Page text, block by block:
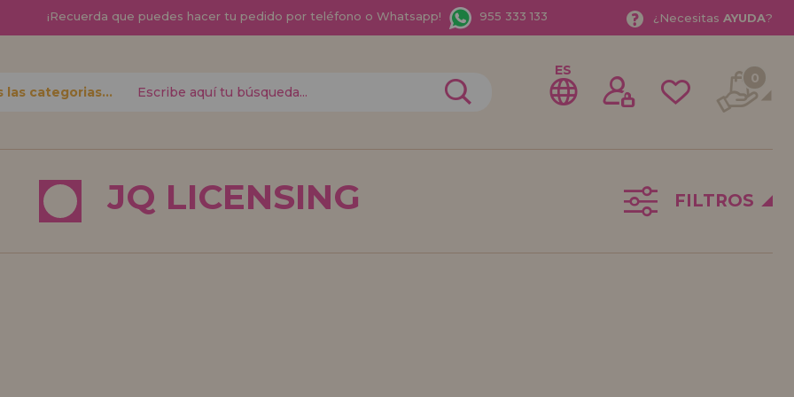
¡Recuerda que puedes hacer tu pedido por teléfono o Whatsapp! 955 333 133 ¿ Necesitas AYUDA?
Quiero registrarme como
nuevo distribuidor
Todas las categorias
ES 0
JQ LICENSING FILTROS